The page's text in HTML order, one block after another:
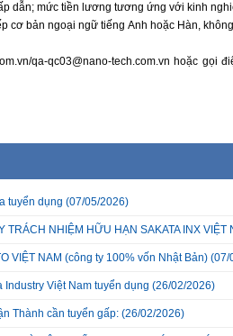
dẫn; mức tiền lương tương ứng với kinh
cơ bản ngoại ngữ tiếng Anh hoặc Hàn,
qa-qc03@nano-tech.com.vn hoặc
tuyển dụng (07/05/2026)
TRÁCH NHIỆM HỮU HẠN SAKATA INX
VIỆT NAM (công ty 100% vốn Nhật Bản) (07/
Industry Việt Nam tuyển dụng (26/02/2026)
Thành cần tuyển gấp: (26/02/2026)